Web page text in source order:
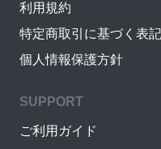
利用規約
特定商取引に基づく表記
個人情報保護方針
SUPPORT
ご利用ガイド